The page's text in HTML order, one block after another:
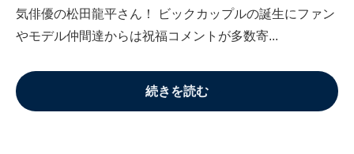
気俳優の松田龍平さん！ ビックカップルの誕生にファン
やモデル仲間達からは祝福コメントが多数寄...
続きを読む